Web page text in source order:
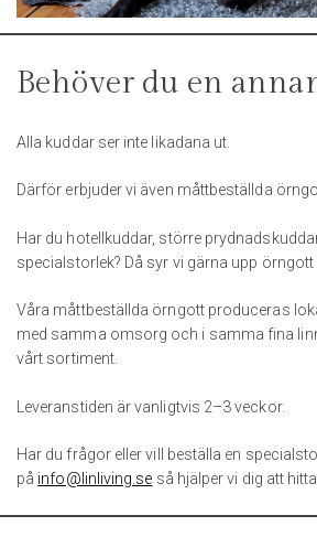
Behöver du en
Alla kuddar ser inte likadana ut.
Därför erbjuder vi även måttbeställda
Har du hotellkuddar, större
specialstorlek? Då syr vi gärna upp örngott
Våra måttbeställda örngott produceras
med samma omsorg och i samma fina
vårt sortiment.
Leveranstiden är vanligtvis 2–3 veckor.
Har du frågor eller vill beställa en
på info@linliving.se så hjälper vi dig att